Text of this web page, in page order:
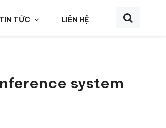
TIN TỨC LIÊN HỆ
system